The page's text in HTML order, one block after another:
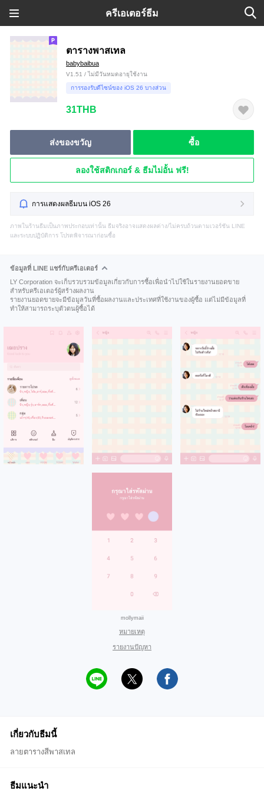
ครีเอเตอร์ธีม
ตารางพาสเทล
babybaibua
V1.51 / ไม่มีวันหมดอายุใช้งาน
การรองรับดีไซน์ของ iOS 26 บางส่วน
31THB
ส่งของขวัญ ซื้อ
ลองใช้สติกเกอร์ & ธีมไม่อั้น ฟรี!
การแสดงผลธีมบน iOS 26
ภาพในร้านธีมเป็นภาพประกอบเท่านั้น ธีมจริงอาจแสดงผลต่าง/ไม่ครบถ้วนตามเวอร์ชัน LINE
และระบบปฏิบัติการ โปรดพิจารณาก่อนซื้อ
ข้อมูลที่ LINE แชร์กับครีเอเตอร์
LY Corporation จะเก็บรวบรวมข้อมูลเกี่ยวกับการซื้อเพื่อนำไปใช้ในรายงานยอดขาย
สำหรับครีเอเตอร์ผู้สร้างผลงาน
รายงานยอดขายจะมีข้อมูลวันที่ซื้อผลงานและประเทศที่ใช้งานของผู้ซื้อ แต่ไม่มีข้อมูลที่
ทำให้สามารถระบุตัวตนผู้ซื้อได้
mollymaii
หมายเหตุ
รายงานปัญหา
เกี่ยวกับธีมนี้
ลายตารางสีพาสเทล
ธีมแนะนำ